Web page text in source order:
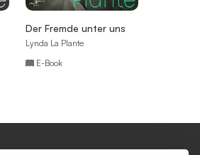
Der Fremde unter uns
Lynda La Plante
E-Book